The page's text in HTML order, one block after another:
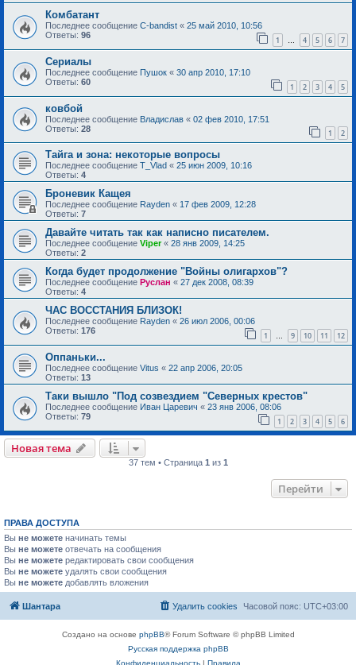
Комбатант
Последнее сообщение C-bandist « 25 май 2010, 10:56
Ответы: 96 1 … 4 5 6 7
Сериалы
Последнее сообщение Пушок « 30 апр 2010, 17:10
Ответы: 60 1 2 3 4 5
ковбой
Последнее сообщение Владислав « 02 фев 2010, 17:51
Ответы: 28 1 2
Тайга и зона: некоторые вопросы
Последнее сообщение T_Vlad « 25 июн 2009, 10:16
Ответы: 4
Броневик Кащея
Последнее сообщение Rayden « 17 фев 2009, 12:28
Ответы: 7
Давайте читать так как написно писателем.
Последнее сообщение Viper« 28 янв 2009, 14:25
Ответы: 2
Когда будет продолжение "Войны олигархов"?
Последнее сообщение Руслан « 27 дек 2008, 08:39
Ответы: 4
ЧАС ВОССТАНИЯ БЛИЗОК!
Последнее сообщение Rayden « 26 июл 2006, 00:06
Ответы: 176 1 … 9 10 11 12
Оппаньки...
Последнее сообщение Vitus « 22 апр 2006, 20:05
Ответы: 13
Таки вышло "Под созвездием "Северных крестов"
Последнее сообщение Иван Царевич « 23 янв 2006, 08:06
Ответы: 79 1 2 3 4 5 6
Новая тема
37 тем • Страница 1 из 1
Перейти
ПРАВА ДОСТУПА
Вы не можете начинать темы
Вы не можете отвечать на сообщения
Вы не можете редактировать свои сообщения
Вы не можете удалять свои сообщения
Вы не можете добавлять вложения
Шантара Часовой пояс: UTC+03:00
Удалить cookies
Создано на основе phpBB® Forum Software © phpBB Limited
Русская поддержка phpBB
Конфиденциальность| Правила